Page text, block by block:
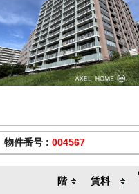
物件番号 : 004567
階 賃料